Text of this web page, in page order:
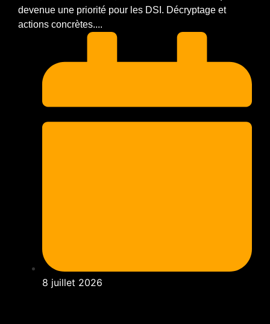
devenue une priorité pour les DSI. Décryptage et
actions concrètes....
8 juillet 2026